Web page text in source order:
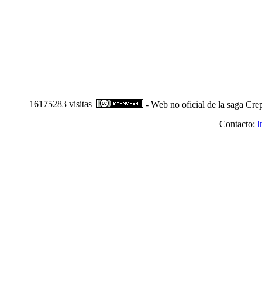
16175283 visitas
- Web no oficial de la saga
Contacto: